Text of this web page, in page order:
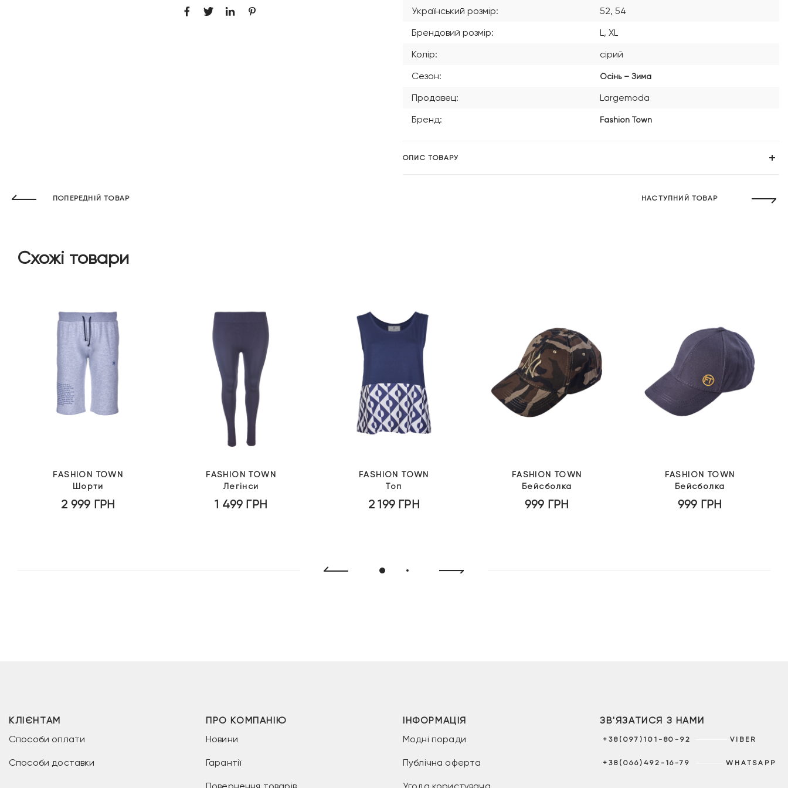
Український розмір:
52, 54
Брендовий розмір:
L, XL
Колір:
сірий
Сезон:
Осінь – Зима
Продавец:
Largemoda
Бренд:
Fashion Town
ОПИС ТОВАРУ
ПОПЕРЕДНІЙ ТОВАР НАСТУПНИЙ ТОВАР
Схожі товари
FASHION TOWN
Шорти
2 999 ГРН
FASHION TOWN
Легінси
1 499 ГРН
FASHION TOWN
Топ
2 199 ГРН
FASHION TOWN
Бейсболка
999 ГРН
FASHION TOWN
Бейсболка
999 ГРН
КЛІЄНТАМ
Способи оплати
Способи доставки
ПРО КОМПАНІЮ
Новини
Гарантії
ІНФОРМАЦІЯ
Модні поради
Публічна оферта
ЗВ'ЯЗАТИСЯ З НАМИ
+38(097)101-80-92 VIBER
+38(066)492-16-79 WHATSAPP